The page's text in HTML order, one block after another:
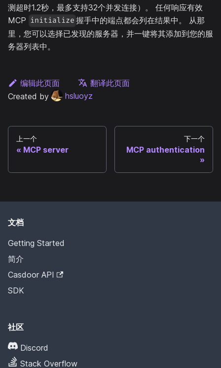
测超时1.2秒，最多支持32个并发连接）。 任何响应有效
MCP initialize 握手中的端点都会列在结果中。 从那
里，您可以选择已发现的服务器，并一键将其添加到您的服
务器列表中。
编辑此页面
翻译此页面
Created by
hsluoyz
上一个
MCP server
下一个
MCP authentication
文档
Getting Started
简介
Casdoor API
SDK
社区
Discord
Stack Overflow